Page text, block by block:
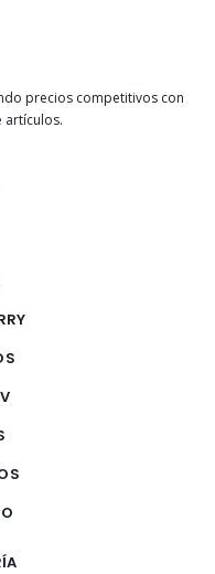
precios competitivos con
artículos.